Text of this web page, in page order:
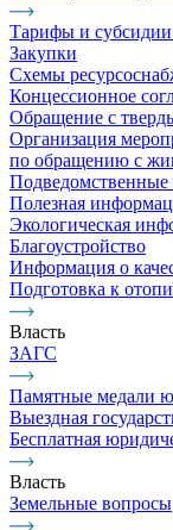
Тарифы и
Закупки
Схемы
Концессионное
Обращение с
Организация
по обращению с
Подведомственные
Полезная
Экологическая
Благоустройство
Информация о
Подготовка к
Власть
ЗАГС
Памятные медали
Выездная
Бесплатная
Власть
Земельные вопросы